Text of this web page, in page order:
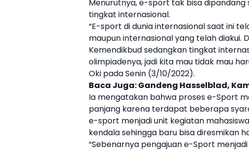
Menurutnya,e-sport tak bisa
tingkat internasional.
“E-sport di dunia internasional saat ini
maupun internasional yang telah diakui.
Kemendikbud sedangkan tingkat
olimpiadenya, jadi kita mau tidak mau
Oki pada Senin (3/10/2022).
Baca Juga:Gandeng Hasselblad,
Ia mengatakan bahwa proses e-Sport
panjang karena terdapat beberapa
e-sport menjadiunit kegiatan mahasiswa
kendala sehingga baru bisa diresmikan
“Sebenarnya pengajuan e-Sport menjadi